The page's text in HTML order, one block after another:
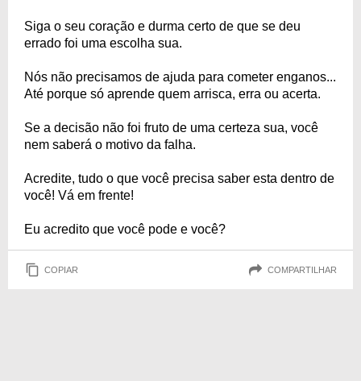
Siga o seu coração e durma certo de que se deu
errado foi uma escolha sua.
Nós não precisamos de ajuda para cometer enganos...
Até porque só aprende quem arrisca, erra ou acerta.
Se a decisão não foi fruto de uma certeza sua, você
nem saberá o motivo da falha.
Acredite, tudo o que você precisa saber esta dentro de
você! Vá em frente!
Eu acredito que você pode e você?
COPIAR COMPARTILHAR